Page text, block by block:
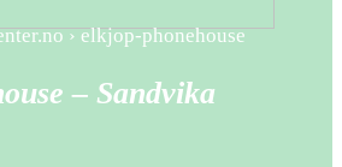
› elkjop-phonehouse
– Sandvika